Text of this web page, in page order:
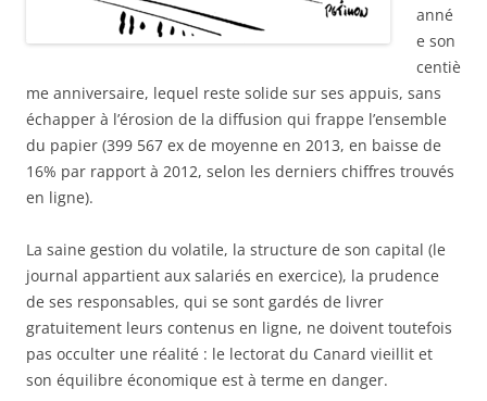
anné
e son
centiè
me anniversaire, lequel reste solide sur ses appuis, sans
échapper à l’érosion de la diffusion qui frappe l’ensemble
du papier (399 567 ex de moyenne en 2013, en baisse de
16% par rapport à 2012, selon les derniers chiffres trouvés
en ligne).
La saine gestion du volatile, la structure de son capital (le
journal appartient aux salariés en exercice), la prudence
de ses responsables, qui se sont gardés de livrer
gratuitement leurs contenus en ligne, ne doivent toutefois
pas occulter une réalité : le lectorat du Canard vieillit et
son équilibre économique est à terme en danger.